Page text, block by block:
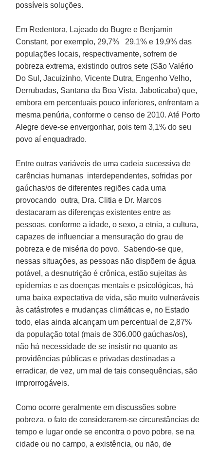
possíveis soluções.
Em Redentora, Lajeado do Bugre e Benjamin
Constant, por exemplo, 29,7% 29,1% e 19,9% das
populações locais, respectivamente, sofrem de
pobreza extrema, existindo outros sete (São Valério
Do Sul, Jacuizinho, Vicente Dutra, Engenho Velho,
Derrubadas, Santana da Boa Vista, Jaboticaba) que,
embora em percentuais pouco inferiores, enfrentam a
mesma penúria, conforme o censo de 2010. Até Porto
Alegre deve-se envergonhar, pois tem 3,1% do seu
povo aí enquadrado.
Entre outras variáveis de uma cadeia sucessiva de
carências humanas interdependentes, sofridas por
gaúchas/os de diferentes regiões cada uma
provocando outra, Dra.Clitiae Dr. Marcos
destacaram as diferenças existentes entre as
pessoas, conforme a idade, o sexo, a etnia, a cultura,
capazes de influenciar a mensuração do grau de
pobreza e de miséria do povo. Sabendo-se que,
nessas situações, as pessoas não dispõem de água
potável, a desnutrição é crônica, estão sujeitas às
epidemias e as doenças mentais e psicológicas, há
uma baixa expectativa de vida, são muito vulneráveis
às catástrofes e mudanças climáticas e, no Estado
todo, elas ainda alcançam um percentual de 2,87%
da população total (mais de 306.000 gaúchas/os),
não há necessidade de se insistir no quanto as
providências públicas e privadas destinadas a
erradicar, de vez, um mal de tais consequências, são
improrrogáveis.
Como ocorre geralmente em discussões sobre
pobreza, o fato de considerarem-se circunstâncias de
tempo e lugar onde se encontra o povo pobre, se na
cidade ou no campo, a existência, ou não, de